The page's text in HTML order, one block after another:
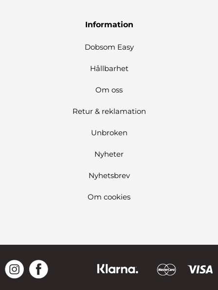
Information
Dobsom Easy
Hållbarhet
Om oss
Retur & reklamation
Unbroken
Nyheter
Nyhetsbrev
Om cookies